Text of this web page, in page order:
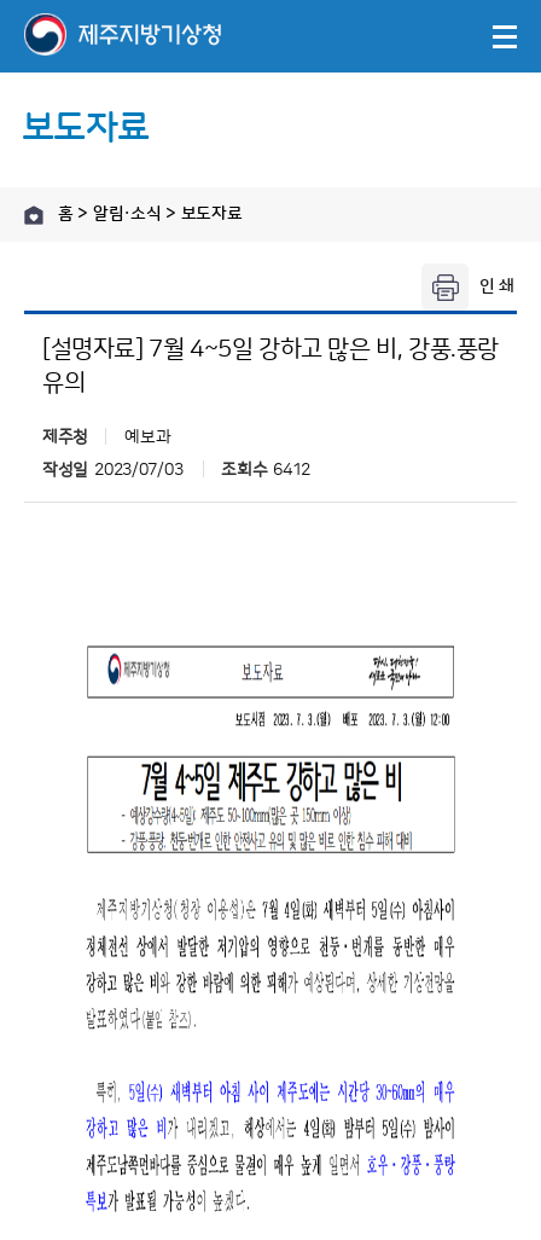
보도자료
홈 > 알림·소식 > 보도자료
[설명자료] 7월 4~5일 강하고 많은 비, 강풍.풍랑
유의
제주청
예보과
작성일 2023/07/03 조회수 6412